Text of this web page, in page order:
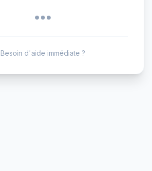
Besoin d'aide immédiate ?